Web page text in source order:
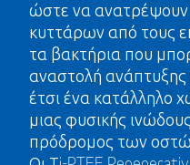
ώστε να
κυττάρων από τους
τα βακτήρια που
αναστολή
έτσι ένα κατάλληλο
μιας φυσικής
πρόδρομος των